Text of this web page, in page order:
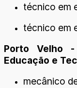
técnico em
técnico em
Porto Velho
Educação e
mecânico